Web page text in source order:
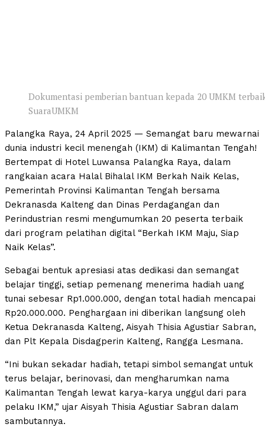
Dokumentasi pemberian bantuan kepada 20 UMKM
SuaraUMKM
Palangka Raya, 24 April 2025 — Semangat baru mewarnai
dunia industri kecil menengah (IKM) di Kalimantan Tengah!
Bertempat di Hotel Luwansa Palangka Raya, dalam
rangkaian acara Halal Bihalal IKM Berkah Naik Kelas,
Pemerintah Provinsi Kalimantan Tengah bersama
Dekranasda Kalteng dan Dinas Perdagangan dan
Perindustrian resmi mengumumkan 20 peserta terbaik
dari program pelatihan digital “Berkah IKM Maju, Siap
Naik Kelas”.
Sebagai bentuk apresiasi atas dedikasi dan semangat
belajar tinggi, setiap pemenang menerima hadiah uang
tunai sebesar Rp1.000.000, dengan total hadiah mencapai
Rp20.000.000. Penghargaan ini diberikan langsung oleh
Ketua Dekranasda Kalteng, Aisyah Thisia Agustiar Sabran,
dan Plt Kepala Disdagperin Kalteng, Rangga Lesmana.
“Ini bukan sekadar hadiah, tetapi simbol semangat untuk
terus belajar, berinovasi, dan mengharumkan nama
Kalimantan Tengah lewat karya-karya unggul dari para
pelaku IKM,” ujar Aisyah Thisia Agustiar Sabran dalam
sambutannya.